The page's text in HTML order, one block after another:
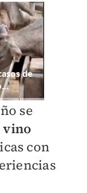
se
vino
con